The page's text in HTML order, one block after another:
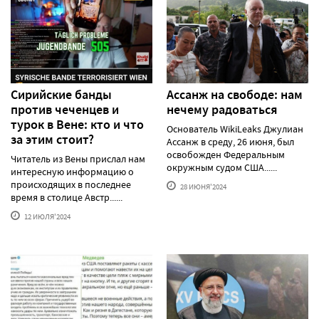
Сирийские банды
против чеченцев и
турок в Вене: кто и что
за этим стоит?
Читатель из Вены прислал нам
интересную информацию о
происходящих в последнее
время в столице Австр......
12 ИЮЛЯ'2024
Ассанж на свободе: нам
нечему радоваться
Основатель WikiLeaks Джулиан
Ассанж в среду, 26 июня, был
освобожден Федеральным
окружным судом США......
28 ИЮНЯ'2024